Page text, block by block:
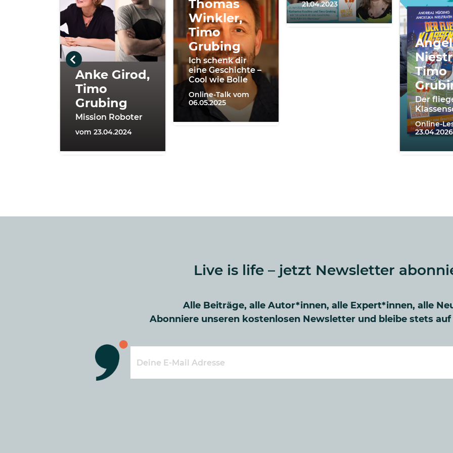
Anke Girod,
Timo
Grubing
Mission Roboter
vom 23.04.2024
Thomas
Winkler,
Timo
Grubing
Ich schenk dir
eine Geschichte –
Cool wie Bolle
Online-Talk vom
06.05.2025
21.04.2023
Timo
Der
Online-
23.04.2026
Live is life – jetzt Newsletter
Alle Beiträge, alle Autor*innen, alle Expert*innen, alle
Abonniere unseren kostenlosen Newsletter und bleibe stets